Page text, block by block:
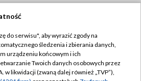
nas:
TVP
Regulamin TVP
do serwisu", aby wyrazić zgody na
śledzenia i zbierania danych,
urządzeniu końcowym i ich
Twoich danych osobowych przez
w likwidacji (zwaną dalej również „TVP”),